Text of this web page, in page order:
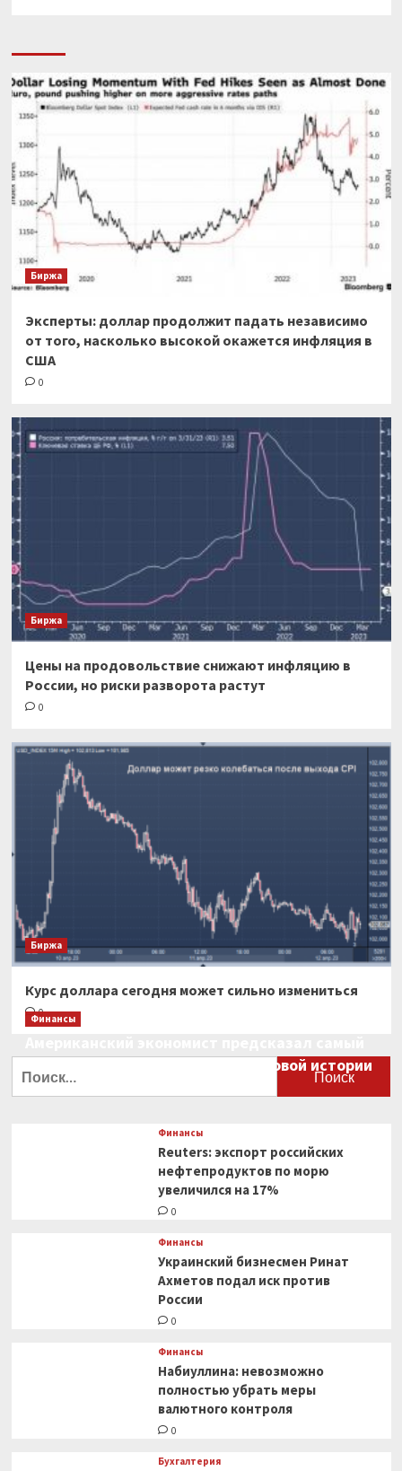
Биржа
Эксперты: доллар продолжит падать независимо
от того, насколько высокой окажется инфляция в
США
0
Биржа
Цены на продовольствие снижают инфляцию в
России, но риски разворота растут
0
Биржа
Курс доллара сегодня может сильно измениться
0
Финансы
большой финансовый крах в мировой истории
Финансы
Reuters: экспорт российских
нефтепродуктов по морю
увеличился на 17%
0
Финансы
Украинский бизнесмен Ринат
Ахметов подал иск против
России
0
Финансы
Набиуллина: невозможно
полностью убрать меры
валютного контроля
0
Бухгалтерия